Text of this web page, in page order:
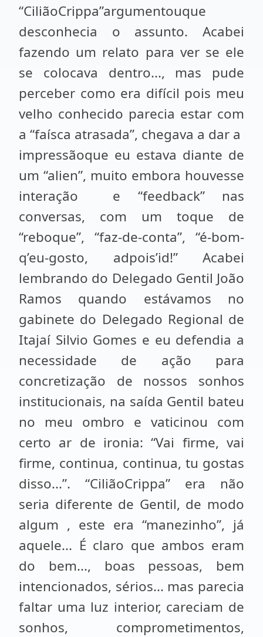
“CiliãoCrippa”argumentouque
desconhecia o assunto. Acabei
fazendo um relato para ver se ele
se colocava dentro..., mas pude
perceber como era difícil pois meu
velho conhecido parecia estar com
a “faísca atrasada”, chegava a dar a
impressãoque eu estava diante de
um “alien”, muito embora houvesse
interação e “feedback” nas
conversas, com um toque de
“reboque”, “faz-de-conta”, “é-bom-
q’eu-gosto, adpois’id!” Acabei
lembrando do Delegado Gentil João
Ramos quando estávamos no
gabinete do Delegado Regional de
Itajaí Silvio Gomes e eu defendia a
necessidade de ação para
concretização de nossos sonhos
institucionais, na saída Gentil bateu
no meu ombro e vaticinou com
certo ar de ironia: “Vai firme, vai
firme, continua, continua, tu gostas
disso...”. “CiliãoCrippa” era não
seria diferente de Gentil, de modo
algum , este era “manezinho”, já
aquele... É claro que ambos eram
do bem..., boas pessoas, bem
intencionados, sérios... mas parecia
faltar uma luz interior, careciam de
sonhos, comprometimentos,